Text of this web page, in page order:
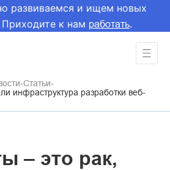
развиваемся и ищем новых
Приходите к нам работать.
Статьи
инфраструктура разработки веб-
– это рак,